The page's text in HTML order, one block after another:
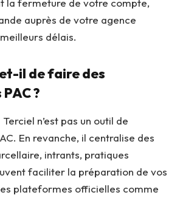
la fermeture de votre compte,
auprès de votre agence
délais.
il de faire des
?
n’est pas un outil de
En revanche, il centralise des
intrants, pratiques
faciliter la préparation de vos
plateformes officielles comme